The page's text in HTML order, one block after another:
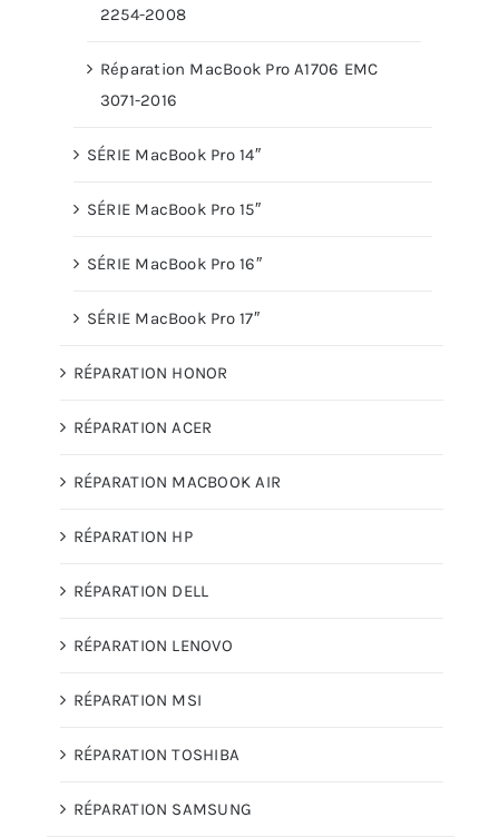
2254-2008
Réparation MacBook Pro A1706 EMC
3071-2016
SÉRIE MacBook Pro 14″
SÉRIE MacBook Pro 15″
SÉRIE MacBook Pro 16″
SÉRIE MacBook Pro 17″
RÉPARATION HONOR
RÉPARATION ACER
RÉPARATION MACBOOK AIR
RÉPARATION HP
RÉPARATION DELL
RÉPARATION LENOVO
RÉPARATION MSI
RÉPARATION TOSHIBA
RÉPARATION SAMSUNG